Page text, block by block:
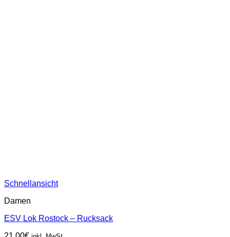
Schnellansicht
Damen
ESV Lok Rostock – Rucksack